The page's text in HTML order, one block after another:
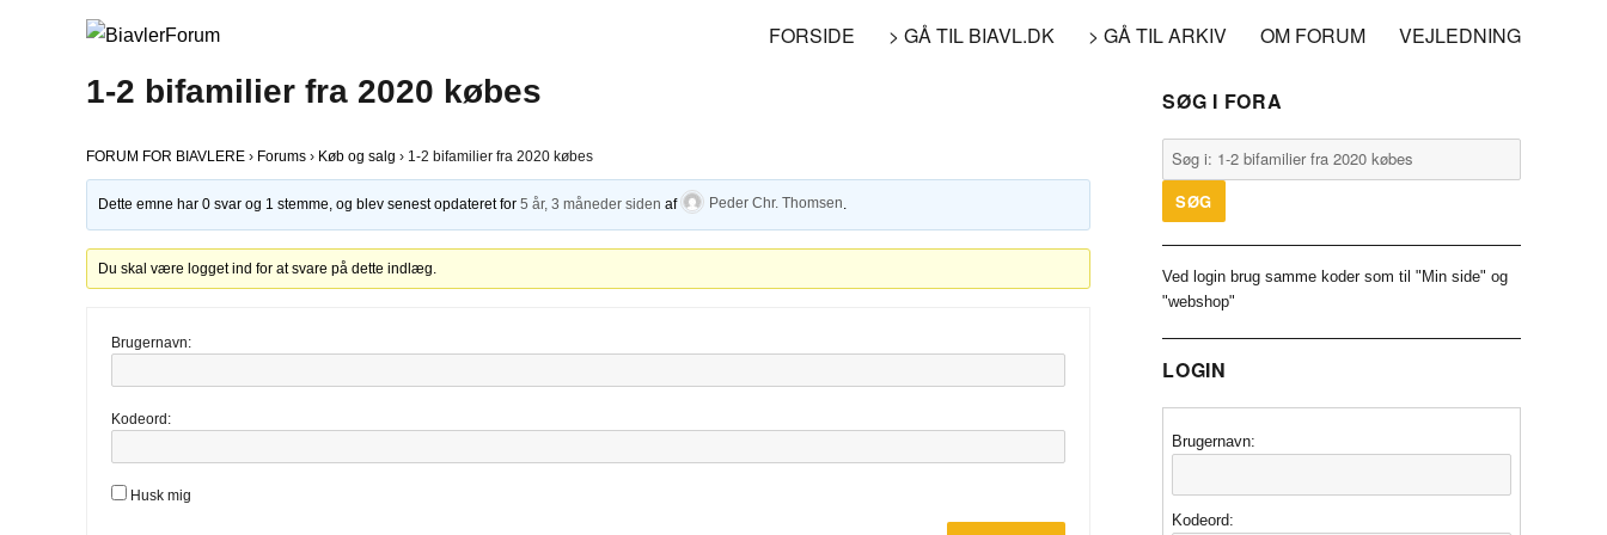
FORSIDE > GÅ TIL BIAVL.DK > GÅ TIL ARKIV OM FORUM VEJLEDNING
1-2 bifamilier fra 2020 købes
FORUM FOR BIAVLERE › Forums › Køb og salg › 1-2 bifamilier fra 2020 købes
Dette emne har 0 svar og 1 stemme, og blev senest opdateret for5 år, 3 måneder siden af Peder Chr. Thomsen
Du skal være logget ind for at svare på dette indlæg.
Brugernavn:
Kodeord:
Husk mig
SØG I FORA
Ved login brug samme koder som til "Min side" og
"webshop"
LOGIN
Brugernavn:
Kodeord: